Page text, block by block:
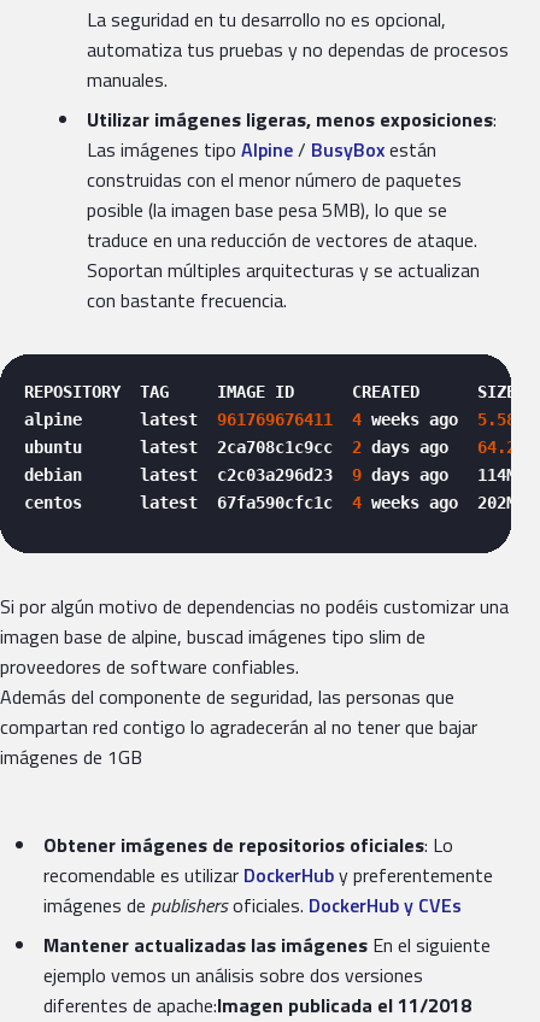
La seguridad en tu desarrollo no es opcional,
automatiza tus pruebas y no dependas de procesos
manuales.
Utilizar imágenes ligeras, menos exposiciones:
Las imágenes tipo Alpine/ BusyBoxestán
construidas con el menor número de paquetes
posible (la imagen base pesa 5MB), lo que se
traduce en una reducción de vectores de ataque.
Soportan múltiples arquitecturas y se actualizan
con bastante frecuencia.
REPOSITORY  TAG     IMAGE ID      CREATED      SIZE
alpine      latest 961769676411 4 weeks ago 5.58
ubuntu      latest  2ca708c1c9cc 2 days ago 64.2
debian      latest  c2c03a296d23 9 days ago   114MB
centos      latest  67fa590cfc1c 4 weeks ago  202MB
Si por algún motivo de dependencias no podéis customizar una
imagen base de alpine, buscad imágenes tipo slim de
proveedores de software confiables.
Además del componente de seguridad, las personas que
compartan red contigo lo agradecerán al no tener que bajar
imágenes de 1GB
Obtener imágenes de repositorios oficiales: Lo
recomendable es utilizar DockerHuby preferentemente
imágenes de publishersoficiales. DockerHub y CVEs
Mantener actualizadas las imágenes En el siguiente
ejemplo vemos un análisis sobre dos versiones
diferentes de apache:Imagen publicada el 11/2018